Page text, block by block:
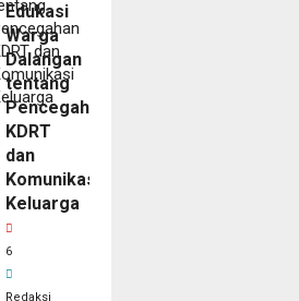
Edukasi
Warga
Dalangan
tentang
Pencegahan
KDRT
dan
Komunikasi
Keluarga
6
Redaksi